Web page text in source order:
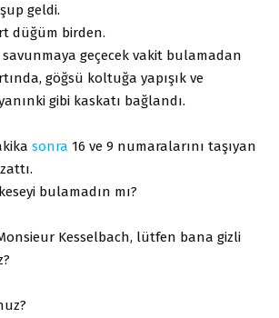
geldi.
düğüm birden.
geçecek vakit bulamadan
göğsü koltuğa yapışık ve
gibi kaskatı bağlandı.
sonra 16 ve 9 numaralarını taşıyan
bulamadın mı?
Kesselbach, lütfen bana gizli